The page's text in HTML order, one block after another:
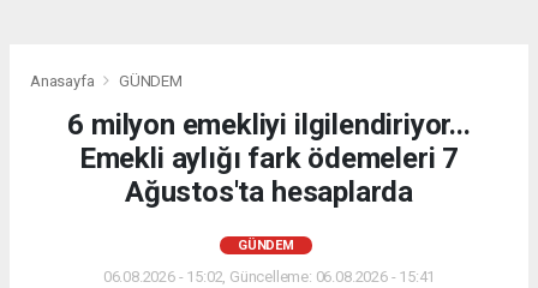
Anasayfa GÜNDEM
6 milyon emekliyi ilgilendiriyor...
Emekli aylığı fark ödemeleri 7
Ağustos'ta hesaplarda
GÜNDEM
06.08.2026 - 15:02, Güncelleme: 06.08.2026 - 15:41